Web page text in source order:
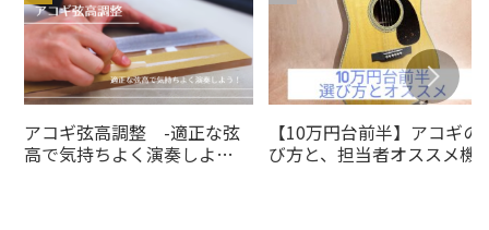
アコギ弦高調整 -適正な弦
高で気持ちよく演奏しよ
【10万円台前半】アコギの
び方と、担当者オススメ機